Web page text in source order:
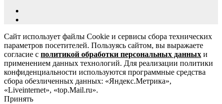
Сайт использует файлы Cookie и сервисы сбора технических
параметров посетителей. Пользуясь сайтом, вы выражаете
согласие с политикой обработки персональных данных и
применением данных технологий. Для реализации политики
конфиденциальности используются программные средства
сбора обезличенных данных: «Яндекс.Метрика»,
«Liveinternet», «top.Mail.ru».
Принять